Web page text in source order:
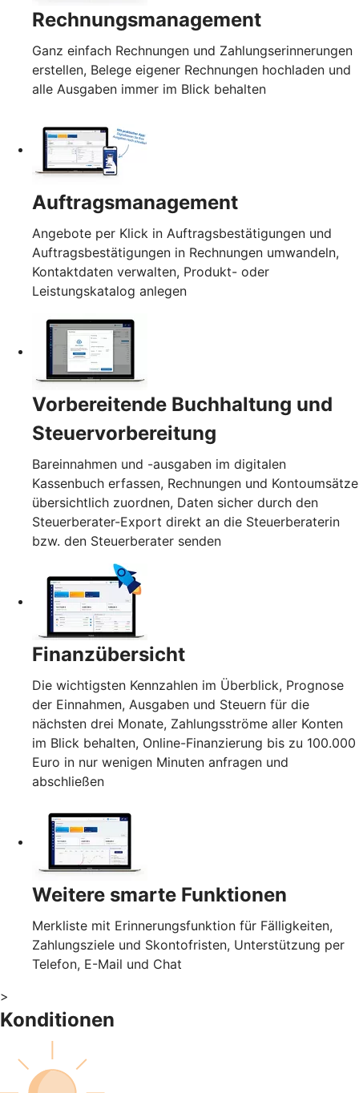
Rechnungsmanagement
Ganz einfach Rechnungen und Zahlungserinnerungen
erstellen, Belege eigener Rechnungen hochladen und
alle Ausgaben immer im Blick behalten
Auftragsmanagement
Angebote per Klick in Auftragsbestätigungen und
Auftragsbestätigungen in Rechnungen umwandeln,
Kontaktdaten verwalten, Produkt- oder
Leistungskatalog anlegen
Vorbereitende Buchhaltung und
Steuervorbereitung
Bareinnahmen und -ausgaben im digitalen
Kassenbuch erfassen, Rechnungen und Kontoumsätze
übersichtlich zuordnen, Daten sicher durch den
Steuerberater-Export direkt an die Steuerberaterin
bzw. den Steuerberater senden
Finanzübersicht
Die wichtigsten Kennzahlen im Überblick, Prognose
der Einnahmen, Ausgaben und Steuern für die
nächsten drei Monate, Zahlungsströme aller Konten
im Blick behalten, Online-Finanzierung bis zu 100.000
Euro in nur wenigen Minuten anfragen und
abschließen
Weitere smarte Funktionen
Merkliste mit Erinnerungsfunktion für Fälligkeiten,
Zahlungsziele und Skontofristen, Unterstützung per
Telefon, E-Mail und Chat
>
Konditionen